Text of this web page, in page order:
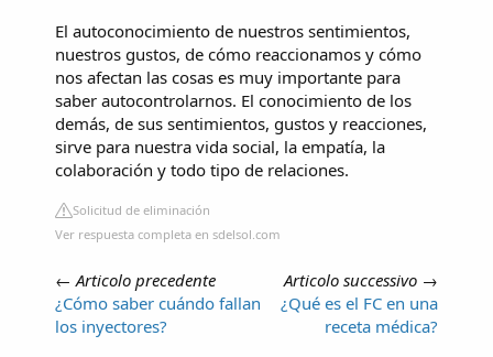
El autoconocimiento de nuestros sentimientos,
nuestros gustos, de cómo reaccionamos y cómo
nos afectan las cosas es muy importante para
saber autocontrolarnos. El conocimiento de los
demás, de sus sentimientos, gustos y reacciones,
sirve para nuestra vida social, la empatía, la
colaboración y todo tipo de relaciones.
Solicitud de eliminación
Ver respuesta completa en sdelsol.com
← Articolo precedente
¿Cómo saber cuándo fallan
los inyectores?
Articolo successivo →
¿Qué es el FC en una
receta médica?